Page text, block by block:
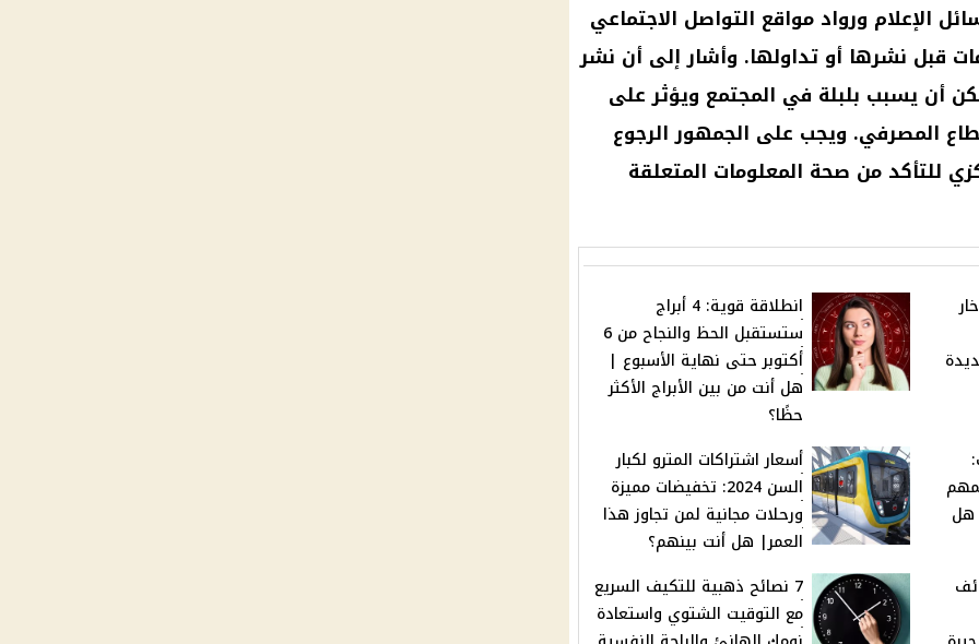
الإعلام ورواد مواقع التواصل الاجتماعي
قبل نشرها أو تداولها. وأشار إلى أن نشر
أن يسبب بلبلة في المجتمع ويؤثر على
المصرفي. ويجب على الجمهور الرجوع
للتأكد من صحة المعلومات المتعلقة
انطلاقة قوية: 4 أبراج
ستستقبل الحظ والنجاح من 6
أكتوبر حتى نهاية الأسبوع |
هل أنت من بين الأبراج الأكثر
حظًا؟
هل
أسعار اشتراكات المترو لكبار
السن 2024: تخفيضات مميزة
ورحلات مجانية لمن تجاوز هذا
العمر| هل أنت بينهم؟
7 نصائح ذهبية للتكيف السريع
مع التوقيت الشتوي واستعادة